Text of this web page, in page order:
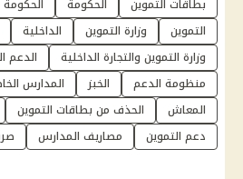
بطاقات التموين الحكومة
التموين
وزارة التموين الداخلية
وزارة التموين والتجارة الداخلية
الدعم
منظومة الدعم
الخبز المدارس
المعاش
الحذف من بطاقات التموين
دعم التموين
مصاريف المدارس